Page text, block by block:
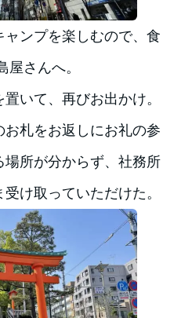
ンプを楽しむので、食
さんへ。
いて、再びお出かけ。
札をお返しにお礼の参
所が分からず、社務所
け取っていただけた。